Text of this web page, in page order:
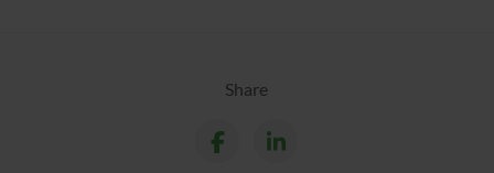
Share